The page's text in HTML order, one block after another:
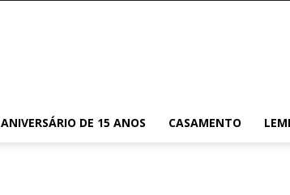
ANIVERSÁRIO DE 15 ANOS CASAMENTO